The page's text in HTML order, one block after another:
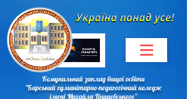
Комунальний заклад вищої освіти
"Барський гуманітарно-педагогічний коледж
імені Михайла Грушевського"